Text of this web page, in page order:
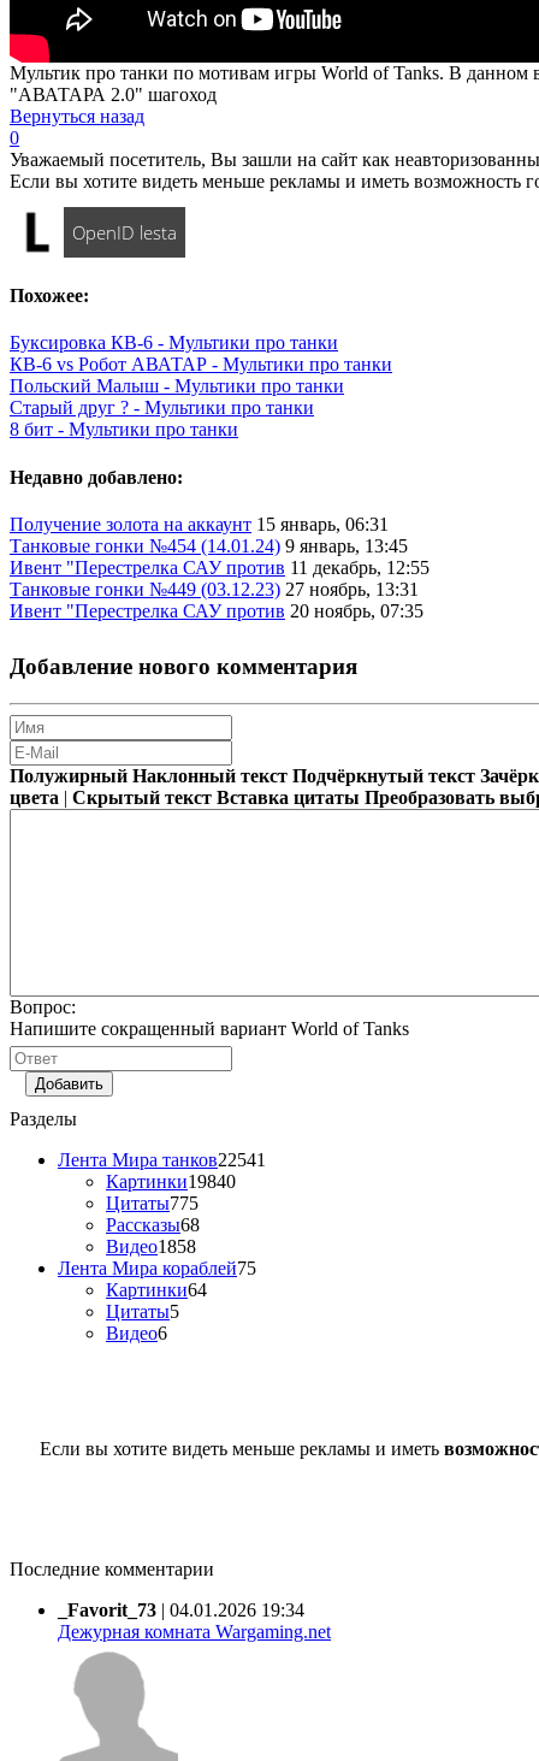
Мультик про танки по мотивам игры World of Tanks. В данном
"АВАТАРА 2.0" шагоход
Вернуться назад
0
Уважаемый посетитель, Вы зашли на сайт как
Если вы хотите видеть меньше рекламы и иметь возможность
OpenID lesta
Похожее:
Буксировка КВ-6 - Мультики про танки
КВ-6 vs Робот АВАТАР - Мультики про танки
Польский Малыш - Мультики про танки
Старый друг ? - Мультики про танки
8 бит - Мультики про танки
Недавно добавлено:
Получение золота на аккаунт 15 январь, 06:31
Танковые гонки №454 (14.01.24) 9 январь, 13:45
Ивент "Перестрелка САУ против 11 декабрь, 12:55
Танковые гонки №449 (03.12.23) 27 ноябрь, 13:31
Ивент "Перестрелка САУ против 20 ноябрь, 07:35
Добавление нового комментария
Полужирный Наклонный текст Подчёркнутый текст
цвета | Скрытый текст Вставка цитаты Преобразовать
Вопрос:
Напишите сокращенный вариант World of Tanks
Добавить
Разделы
Лента Мира танков22541
Картинки19840
Цитаты775
Рассказы68
Видео1858
Лента Мира кораблей75
Картинки64
Цитаты5
Видео6
Если вы хотите видеть меньше рекламы и иметь
Последние комментарии
_Favorit_73 | 04.01.2026 19:34
Дежурная комната Wargaming.net